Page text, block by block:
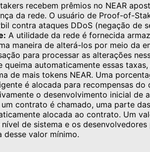
recebem prêmios no NEAR
da rede. O usuário de Proof-of-
contra ataques DDoS (negação de
A utilidade da rede é fornecida
maneira de alterá-los por meio da
para processar as alterações
queima automaticamente essas
de mais tokens NEAR. Uma
é alocada para recompensas do
o desenvolvimento inicial de
um contrato é chamado, uma parte
alocada ao contrato. Um
de sistema e os
desse valor mínimo.